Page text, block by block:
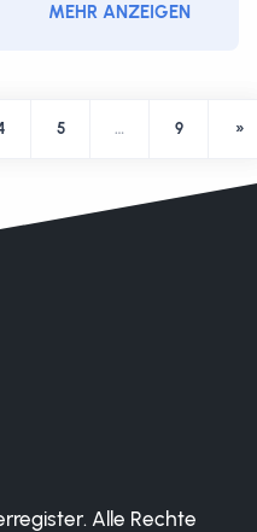
MEHR ANZEIGEN
5 … 9 »
Alle Rechte